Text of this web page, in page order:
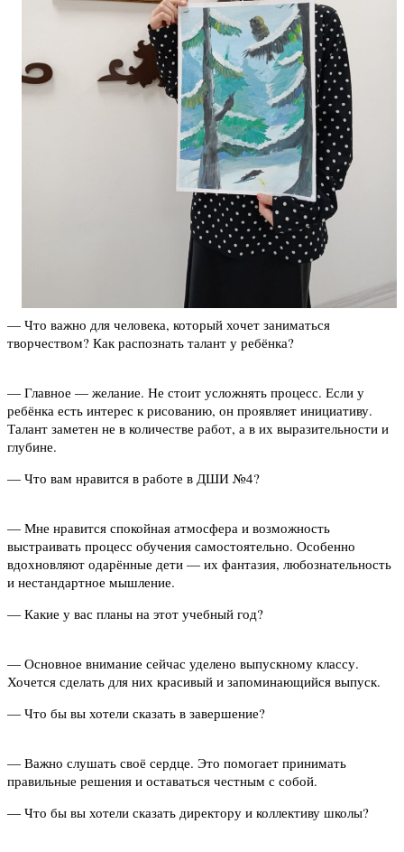
— Что важно для человека, который хочет заниматься
творчеством? Как распознать талант у ребёнка?
— Главное — желание. Не стоит усложнять процесс. Если у
ребёнка есть интерес к рисованию, он проявляет инициативу.
Талант заметен не в количестве работ, а в их выразительности и
глубине.
— Что вам нравится в работе в ДШИ №4?
— Мне нравится спокойная атмосфера и возможность
выстраивать процесс обучения самостоятельно. Особенно
вдохновляют одарённые дети — их фантазия, любознательность
и нестандартное мышление.
— Какие у вас планы на этот учебный год?
— Основное внимание сейчас уделено выпускному классу.
Хочется сделать для них красивый и запоминающийся выпуск.
— Что бы вы хотели сказать в завершение?
— Важно слушать своё сердце. Это помогает принимать
правильные решения и оставаться честным с собой.
— Что бы вы хотели сказать директору и коллективу школы?